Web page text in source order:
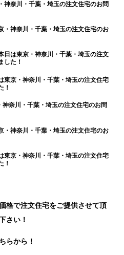
神奈川・千葉・埼玉の注文住宅のお問
・神奈川・千葉・埼玉の注文住宅のお
日は東京・神奈川・千葉・埼玉の注文
した！
東京・神奈川・千葉・埼玉の注文住宅
！
神奈川・千葉・埼玉の注文住宅のお問
・神奈川・千葉・埼玉の注文住宅のお
京・神奈川・千葉・埼玉の注文住宅
！
格で注文住宅をご提供させて頂
さい！
らから！